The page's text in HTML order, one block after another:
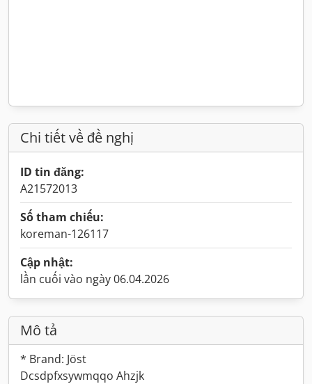
Chi tiết về đề nghị
ID tin đăng:
A21572013
Số tham chiếu:
koreman-126117
Cập nhật:
lần cuối vào ngày 06.04.2026
Mô tả
* Brand: Jöst
Dcsdpfxsywmqqo Ahzjk